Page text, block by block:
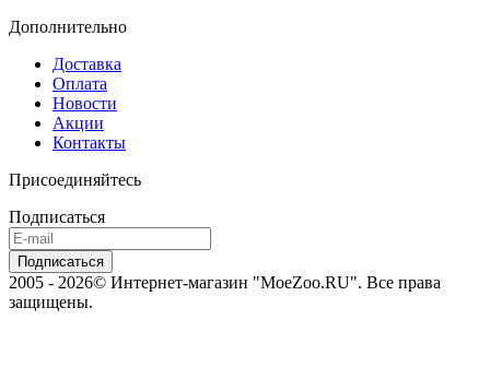
Дополнительно
Доставка
Оплата
Новости
Акции
Контакты
Присоединяйтесь
Подписаться
2005 - 2026© Интернет-магазин "MoeZoo.RU". Все права
защищены.